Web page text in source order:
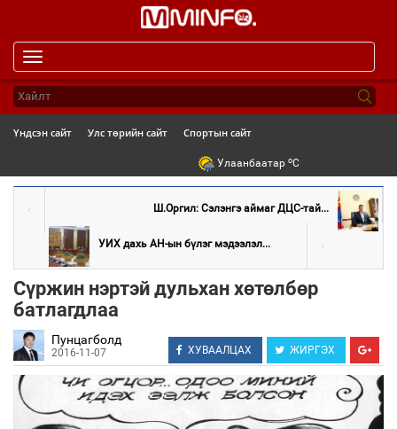
navigation
Үндсэн сайт Улс төрийн сайт Спортын сайт
Улаанбаатар oC
Ш.Оргил: Сэлэнгэ аймаг ДЦС-тай...
УИХ дахь АН-ын бүлэг мэдээлэл...
Сүржин нэртэй дульхан хөтөлбөр
батлагдлаа
Пунцагболд
2016-11-07 ХУВААЛЦАХ ЖИРГЭХ